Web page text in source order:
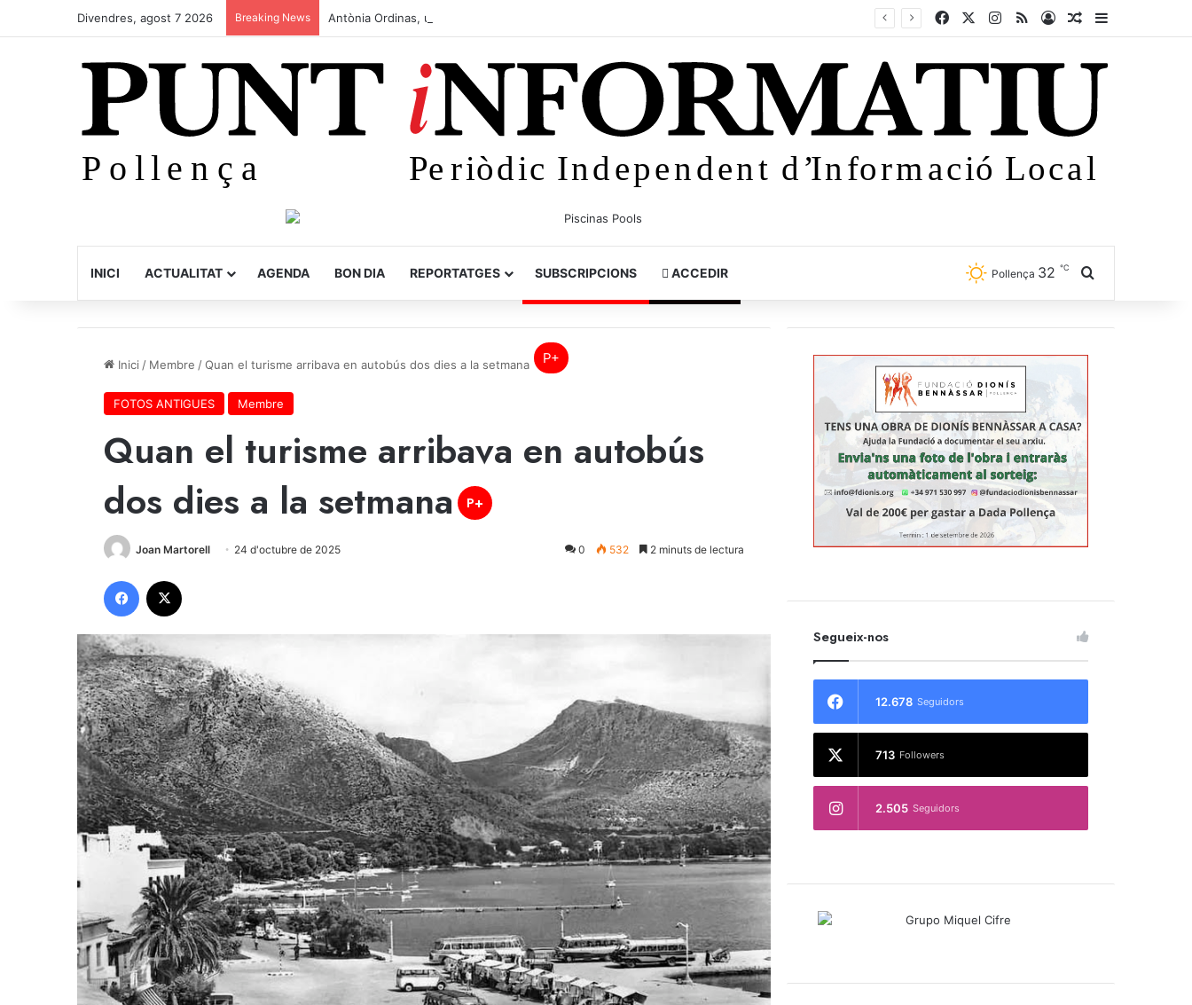
Divendres, agost 7 2026 Breaking News Antònia Ordinas, una mestra molt estimada FacebookInstagram
RSSIniciar sessió
Article aleatori
Sidebar
INICI ACTUALITAT AGENDA BON DIA REPORTATGES SUBSCRIPCIONS ACCEDIR Pollença 32 ℃ Cercar
Inici / Membre /Quan el turisme arribava en autobús dos dies a la setmana P+
FOTOS ANTIGUES Membre
Quan el turisme arribava en autobús
dos dies a la setmana
P+
Joan Martorell 24 d'octubre de 2025 0 532 2 minuts de lectura
Facebook
Segueix-nos
12.678 Seguidors
713 Followers
2.505 Seguidors